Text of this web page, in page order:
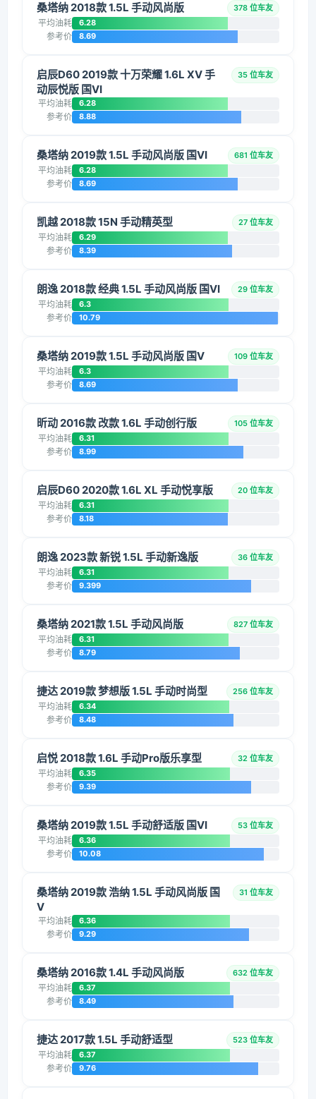
桑塔纳 2018款 1.5L 手动风尚版 378 位车友
平均油耗 6.28
参考价 8.69
启辰D60 2019款 十万荣耀 1.6L XV 手
动辰悦版 国VI
35 位车友
平均油耗 6.28
参考价 8.88
桑塔纳 2019款 1.5L 手动风尚版 国VI 681 位车友
平均油耗 6.28
参考价 8.69
凯越 2018款 15N 手动精英型 27 位车友
平均油耗 6.29
参考价 8.39
朗逸 2018款 经典 1.5L 手动风尚版 国VI 29 位车友
平均油耗 6.3
参考价 10.79
桑塔纳 2019款 1.5L 手动风尚版 国V 109 位车友
平均油耗 6.3
参考价 8.69
昕动 2016款 改款 1.6L 手动创行版 105 位车友
平均油耗 6.31
参考价 8.99
启辰D60 2020款 1.6L XL 手动悦享版 20 位车友
平均油耗 6.31
参考价 8.18
朗逸 2023款 新锐 1.5L 手动新逸版 36 位车友
平均油耗 6.31
参考价 9.399
桑塔纳 2021款 1.5L 手动风尚版 827 位车友
平均油耗 6.31
参考价 8.79
捷达 2019款 梦想版 1.5L 手动时尚型 256 位车友
平均油耗 6.34
参考价 8.48
启悦 2018款 1.6L 手动Pro版乐享型 32 位车友
平均油耗 6.35
参考价 9.39
桑塔纳 2019款 1.5L 手动舒适版 国VI 53 位车友
平均油耗 6.36
参考价 10.08
桑塔纳 2019款 浩纳 1.5L 手动风尚版 国
V
31 位车友
平均油耗 6.36
参考价 9.29
桑塔纳 2016款 1.4L 手动风尚版 632 位车友
平均油耗 6.37
参考价 8.49
捷达 2017款 1.5L 手动舒适型 523 位车友
平均油耗 6.37
参考价 9.76